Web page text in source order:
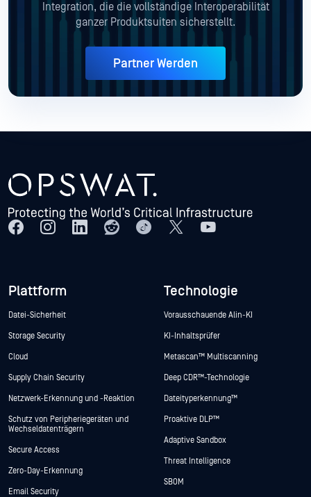
Integration, die die vollständige Interoperabilität
ganzer Produktsuiten sicherstellt.
Partner Werden
Plattform
Datei-Sicherheit
Storage Security
Cloud
Supply Chain Security
Netzwerk-Erkennung und -Reaktion
Schutz von Peripheriegeräten und
Wechseldatenträgern
Secure Access
Zero-Day-Erkennung
Email Security
Technologie
Vorausschauende Alin-KI
KI-Inhaltsprüfer
Metascan™ Multiscanning
Deep CDR™-Technologie
Dateityperkennung™
Proaktive DLP™
Adaptive Sandbox
Threat Intelligence
SBOM